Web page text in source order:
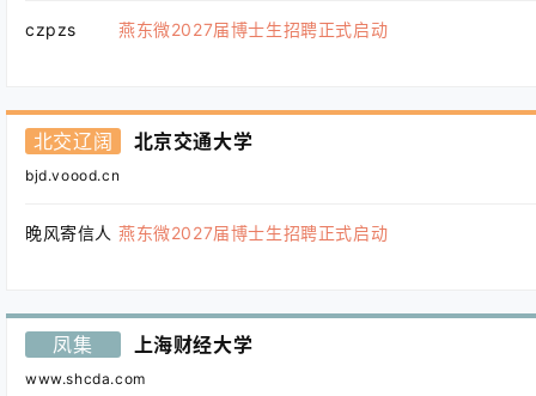
czpzs 燕东微2027届博士生招聘正式启动
北交辽阔 北京交通大学
bjd.voood.cn
晚风寄信人 燕东微2027届博士生招聘正式启动
凤集 上海财经大学
www.shcda.com